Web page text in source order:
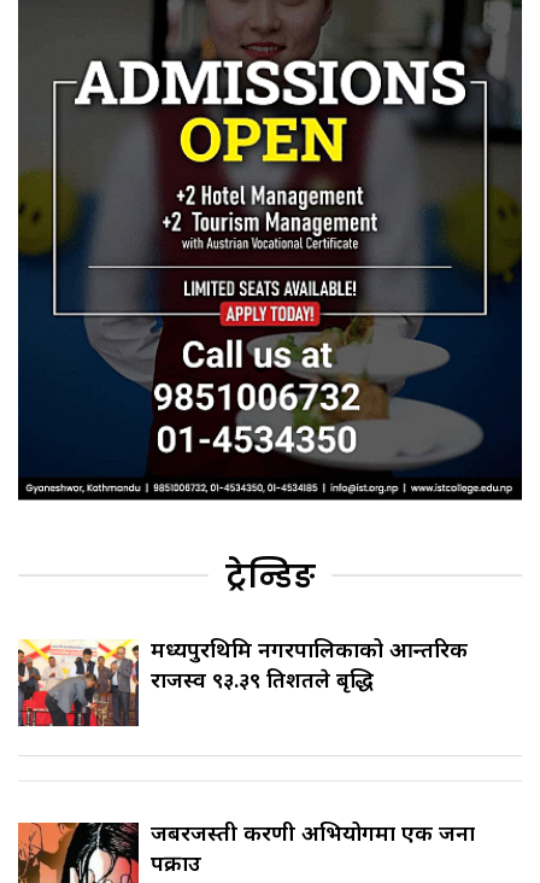
ट्रेन्डिङ
मध्यपुरथिमि नगरपालिकाको आन्तरिक
राजस्व ९३.३९ प्रतिशतले बृद्धि
जबरजस्ती करणी अभियोगमा एक जना
पक्राउ